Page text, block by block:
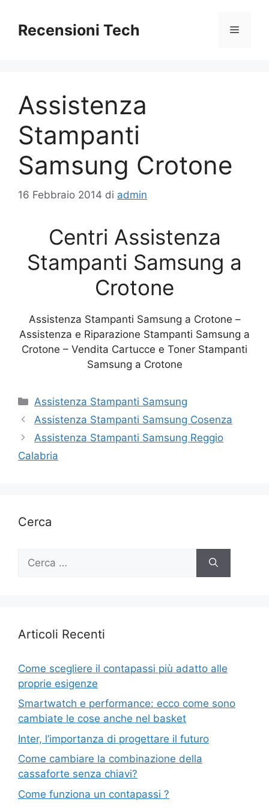
contenuto
Recensioni Tech Menu
Assistenza
Stampanti
Samsung Crotone
16 Febbraio 2014 di admin
Centri Assistenza
Stampanti Samsung a
Crotone
Assistenza Stampanti Samsung a Crotone –
Assistenza e Riparazione Stampanti Samsung a
Crotone – Vendita Cartucce e Toner Stampanti
Samsung a Crotone
Categorie
Assistenza Stampanti Samsung
Assistenza Stampanti Samsung Cosenza
Assistenza Stampanti Samsung Reggio
Calabria
Cerca
per:
Articoli Recenti
Come scegliere il contapassi più adatto alle
proprie esigenze
Smartwatch e performance: ecco come sono
cambiate le cose anche nel basket
Inter, l’importanza di progettare il futuro
Come cambiare la combinazione della
cassaforte senza chiavi?
Come funziona un contapassi ?